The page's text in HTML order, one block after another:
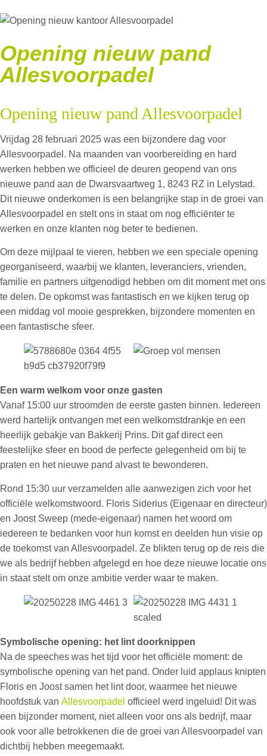
Opening nieuw pand
Allesvoorpadel
Opening nieuw pand Allesvoorpadel
Vrijdag 28 februari 2025 was een bijzondere dag voor
Allesvoorpadel. Na maanden van voorbereiding en hard
werken hebben we officieel de deuren geopend van ons
nieuwe pand aan de Dwarsvaartweg 1, 8243 RZ in Lelystad.
Dit nieuwe onderkomen is een belangrijke stap in de groei van
Allesvoorpadel en stelt ons in staat om nog efficiënter te
werken en onze klanten nog beter te bedienen.
Om deze mijlpaal te vieren, hebben we een speciale opening
georganiseerd, waarbij we klanten, leveranciers, vrienden,
familie en partners uitgenodigd hebben om dit moment met ons
te delen. De opkomst was fantastisch en we kijken terug op
een middag vol mooie gesprekken, bijzondere momenten en
een fantastische sfeer.
Een warm welkom voor onze gasten
Vanaf 15:00 uur stroomden de eerste gasten binnen. Iedereen
werd hartelijk ontvangen met een welkomstdrankje en een
heerlijk gebakje van Bakkerij Prins. Dit gaf direct een
feestelijke sfeer en bood de perfecte gelegenheid om bij te
praten en het nieuwe pand alvast te bewonderen.
Rond 15:30 uur verzamelden alle aanwezigen zich voor het
officiële welkomstwoord. Floris Siderius (Eigenaar en directeur)
en Joost Sweep (mede-eigenaar) namen het woord om
iedereen te bedanken voor hun komst en deelden hun visie op
de toekomst van Allesvoorpadel. Ze blikten terug op de reis die
we als bedrijf hebben afgelegd en hoe deze nieuwe locatie ons
in staat stelt om onze ambitie verder waar te maken.
Symbolische opening: het lint doorknippen
Na de speeches was het tijd voor het officiële moment: de
symbolische opening van het pand. Onder luid applaus knipten
Floris en Joost samen het lint door, waarmee het nieuwe
hoofdstuk van Allesvoorpadel officieel werd ingeluid! Dit was
een bijzonder moment, niet alleen voor ons als bedrijf, maar
ook voor alle betrokkenen die de groei van Allesvoorpadel van
dichtbij hebben meegemaakt.